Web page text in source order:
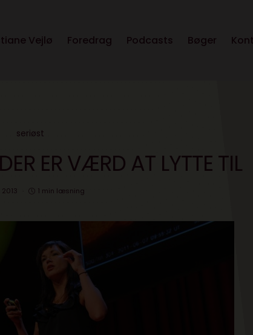
Vejlø Foredrag Podcasts Bøger
seriøst
ER VÆRD AT LYTTE TIL
1 min læsning